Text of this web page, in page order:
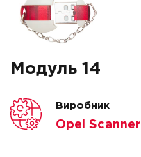
Модуль 14
Виробник
Opel Scanner